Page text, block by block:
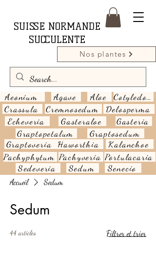
SUISSE NORMANDE
SUCCULENTE
Nos plantes
Aeonium Agave Aloe
Cotyledon
Crassula
Cremnosedum
Delosperma
Echeveria
Gasteraloe
Gasteria
Graptopetalum
Graptosedum
Graptoveria Haworthia
Kalanchoe
Pachyphytum Pachyveria
Sedeveria
Sedum
Portulacaria
Senecio
Accueil Sedum
Sedum
44 articles Filtrer et trier